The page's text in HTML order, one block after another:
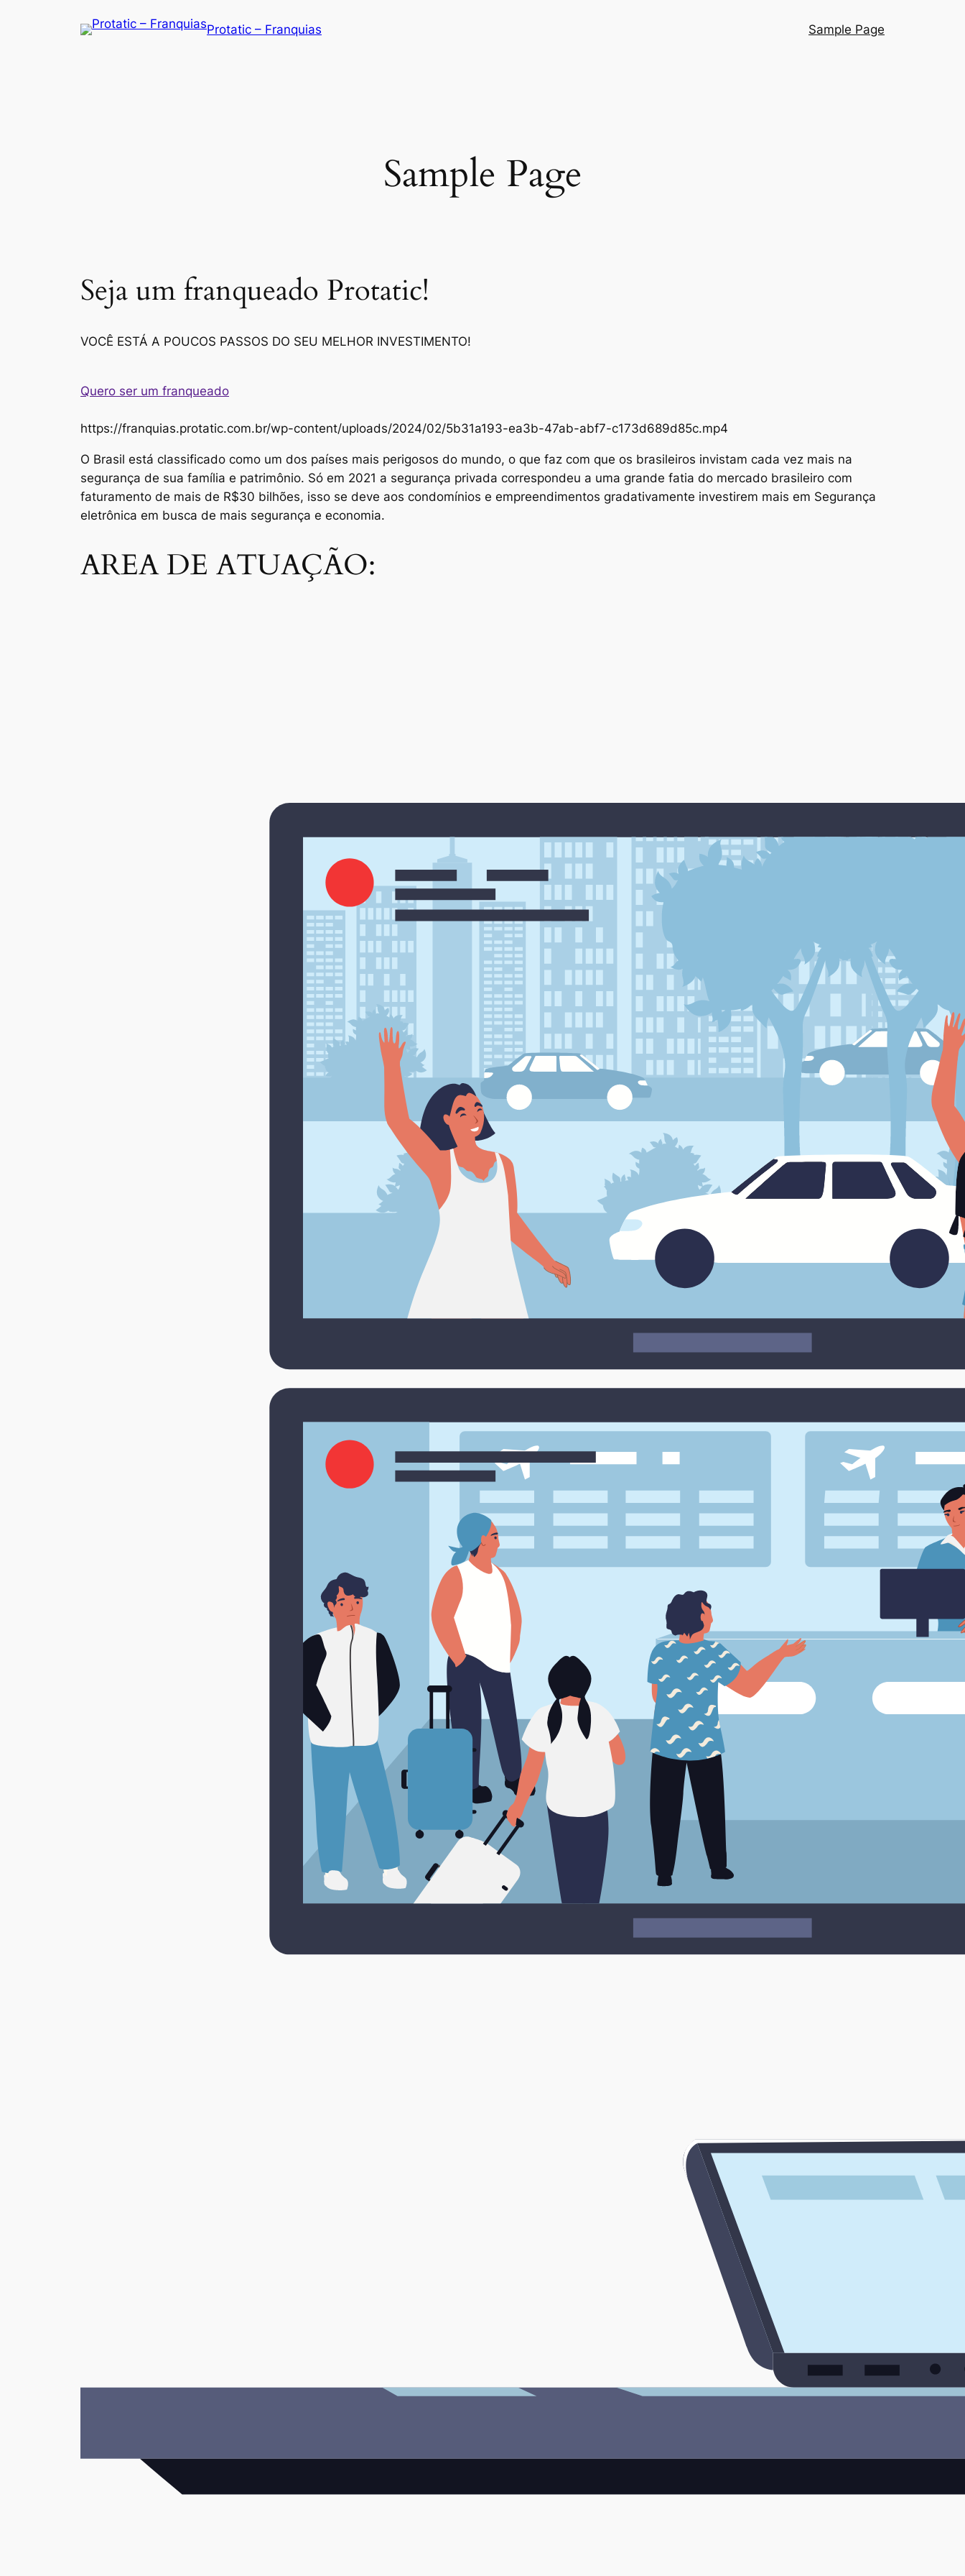
Protatic – Franquias Sample Page
Sample Page
Seja um franqueado Protatic!
VOCÊ ESTÁ A POUCOS PASSOS DO SEU MELHOR INVESTIMENTO!
Quero ser um franqueado
https://franquias.protatic.com.br/wp-content/uploads/2024/02/5b31a193-ea3b-47ab-abf7-c173d689d85c.mp4
O Brasil está classificado como um dos países mais perigosos do mundo, o que faz com que os brasileiros invistam cada vez mais na
segurança de sua família e patrimônio. Só em 2021 a segurança privada correspondeu a uma grande fatia do mercado brasileiro com
faturamento de mais de R$30 bilhões, isso se deve aos condomínios e empreendimentos gradativamente investirem mais em Segurança
eletrônica em busca de mais segurança e economia.
AREA DE ATUAÇÃO: